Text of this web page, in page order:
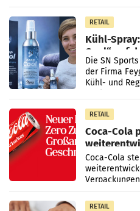
RETAIL
Kühl-
Cool“ auf
Die SN
der Firma
Kühl- und
RETAIL
Coca-Cola
Coca-Cola
Mittelpunkt
RETAIL